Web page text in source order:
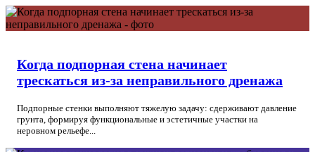
Когда подпорная стена начинает
трескаться из-за неправильного дренажа
Подпорные стенки выполняют тяжелую задачу: сдерживают давление
грунта, формируя функциональные и эстетичные участки на
неровном рельефе...